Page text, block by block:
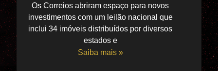
Os Correios abriram espaço para novos
investimentos com um leilão nacional que
inclui 34 imóveis distribuídos por diversos
estados e
Saiba mais »